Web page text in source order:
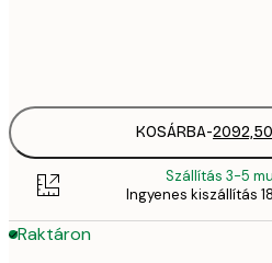
KOSÁRBA-
Szállítás 3-5
Ingyenes kiszállítás
Raktáron